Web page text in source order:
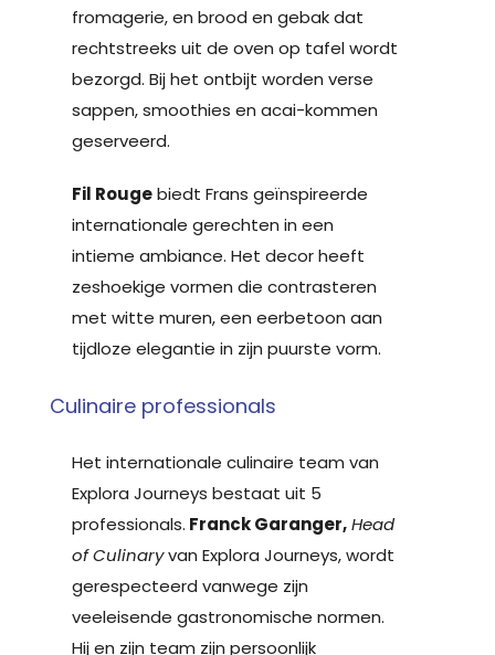
fromagerie, en brood en gebak dat
rechtstreeks uit de oven op tafel wordt
bezorgd. Bij het ontbijt worden verse
sappen, smoothies en acai-kommen
geserveerd.
Fil Rougebiedt Frans geïnspireerde
internationale gerechten in een
intieme ambiance. Het decor heeft
zeshoekige vormen die contrasteren
met witte muren, een eerbetoon aan
tijdloze elegantie in zijn puurste vorm.
Culinaire professionals
Het internationale culinaire team van
Explora Journeys bestaat uit 5
professionals. Franck Garanger,Head
of Culinaryvan Explora Journeys, wordt
gerespecteerd vanwege zijn
veeleisende gastronomische normen.
Hij en zijn team zijn persoonlijk